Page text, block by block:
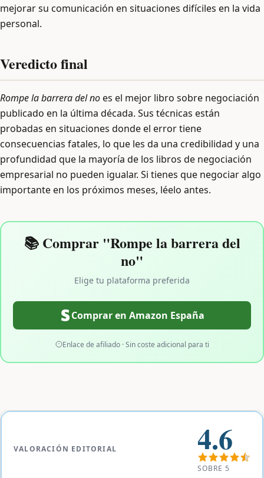
mejorar su comunicación en situaciones difíciles en la vida
personal.
Veredicto final
Rompe la barrera del noes el mejor libro sobre negociación
publicado en la última década. Sus técnicas están
probadas en situaciones donde el error tiene
consecuencias fatales, lo que les da una credibilidad y una
profundidad que la mayoría de los libros de negociación
empresarial no pueden igualar. Si tienes que negociar algo
importante en los próximos meses, léelo antes.
📚 Comprar "Rompe la barrera del
no"
Elige tu plataforma preferida
Comprar en Amazon España
Enlace de afiliado · Sin coste adicional para ti
VALORACIÓN EDITORIAL 4.6
SOBRE 5